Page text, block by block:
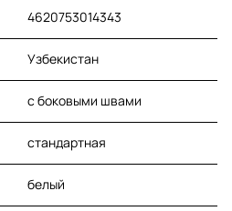
4620753014343
Узбекистан
с боковыми швами
стандартная
белый